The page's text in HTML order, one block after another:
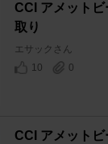
CCI アメット
取り
エサックさん
10
0
CCI アメット